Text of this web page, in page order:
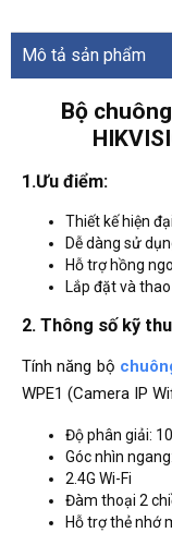
Mô tả sản phẩm
Bộ
1.Ưu điểm:
Thiết kế hiện đại
Dễ dàng sử
Hỗ trợ hồng
Lắp đặt và
2. Thông số kỹ
Tính năng bộ
WPE1 (Camera IP
Độ phân giải:
Góc nhìn
2.4G Wi-Fi
Đàm thoại 2
Hỗ trợ thẻ nhớ